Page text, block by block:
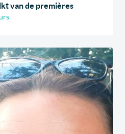
van de premières